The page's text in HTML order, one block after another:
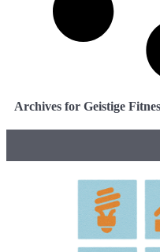
Archives for Geistige